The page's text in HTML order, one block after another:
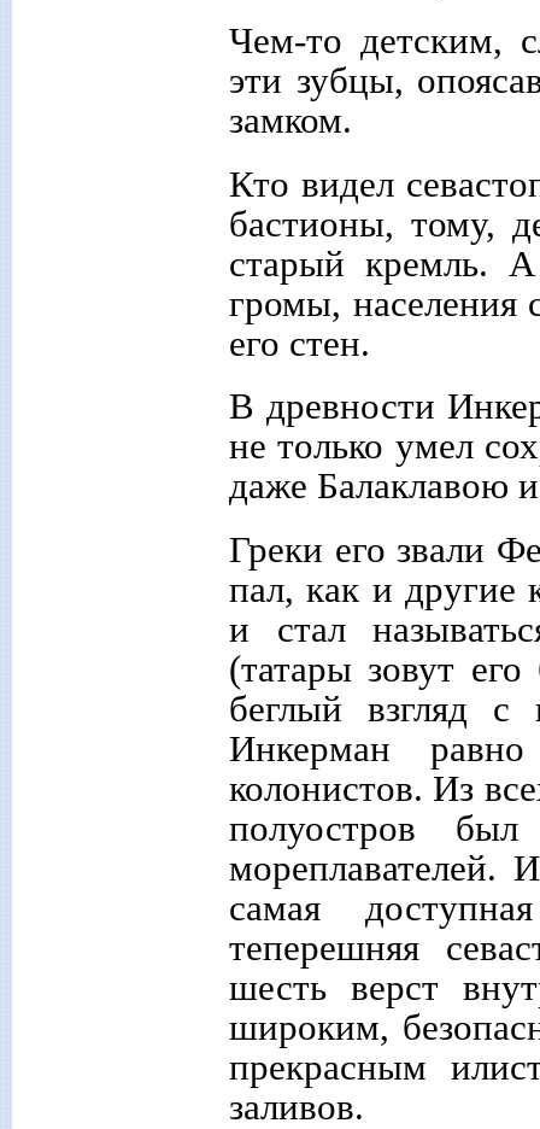
Чем-то детским,
эти зубцы,
замком.
Кто видел
бастионы, тому,
старый кремль.
громы, населения
его стен.
В древности
не только умел
даже Балаклавою
Греки его звали
пал, как и другие
и стал
(татары зовут
беглый взгляд с
Инкерман
колонистов. Из
полуостров
мореплавателей.
самая
теперешняя
шесть верст
широким,
прекрасным
заливов.